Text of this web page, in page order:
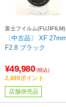
富士フイルム(FUJIFILM)
〔中古品〕 XF 27mm
F2.8 ブラック
¥49,980 (税込)
2,499ポイント
店舗併売品